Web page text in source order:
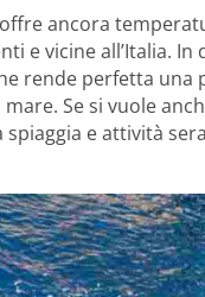
ancora
e vicine all’Italia.
rende perfetta una
Se si vuole
e attività